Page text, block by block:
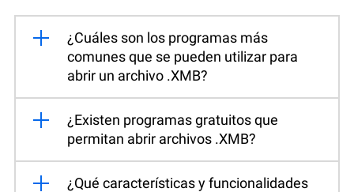
¿Cuáles son los programas más
comunes que se pueden utilizar para
abrir un archivo .XMB?
¿Existen programas gratuitos que
permitan abrir archivos .XMB?
¿Qué características y funcionalidades